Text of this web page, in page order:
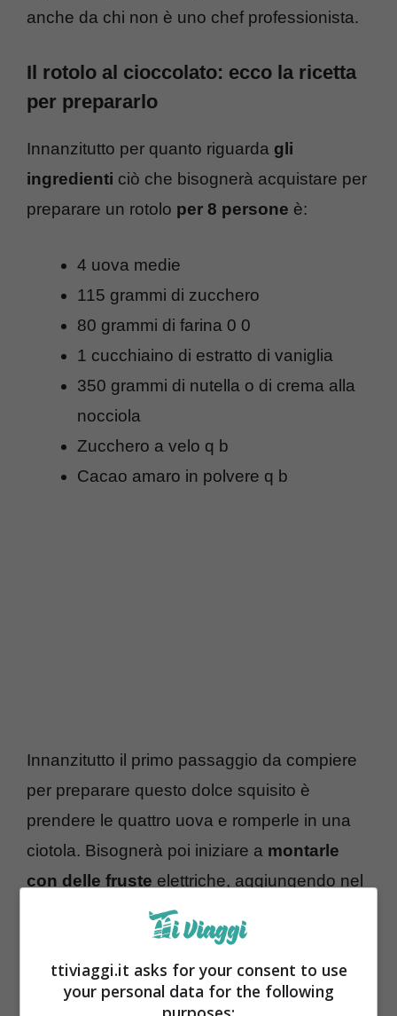
anche da chi non è uno chef professionista.
Il rotolo al cioccolato: ecco la ricetta
per prepararlo
Innanzitutto per quanto riguarda gli
ingredienti ciò che bisognerà acquistare per
preparare un rotolo per 8 persone è:
4 uova medie
115 grammi di zucchero
80 grammi di farina 0 0
1 cucchiaino di estratto di vaniglia
350 grammi di nutella o di crema alla
nocciola
Zucchero a velo q b
Cacao amaro in polvere q b
Innanzitutto il primo passaggio da compiere
per preparare questo dolce squisito è
prendere le quattro uova e romperle in una
ciotola. Bisognerà poi iniziare a montarle
con delle fruste elettriche, aggiungendo nel
l’estratto di vaniglia
continuare fino a quando non saranno
spumose e a quel punto andràaggiunto lo
zucchero semolatoin piccole quantità, in
ttiviaggi.it asks for your consent to use
your personal data for the following